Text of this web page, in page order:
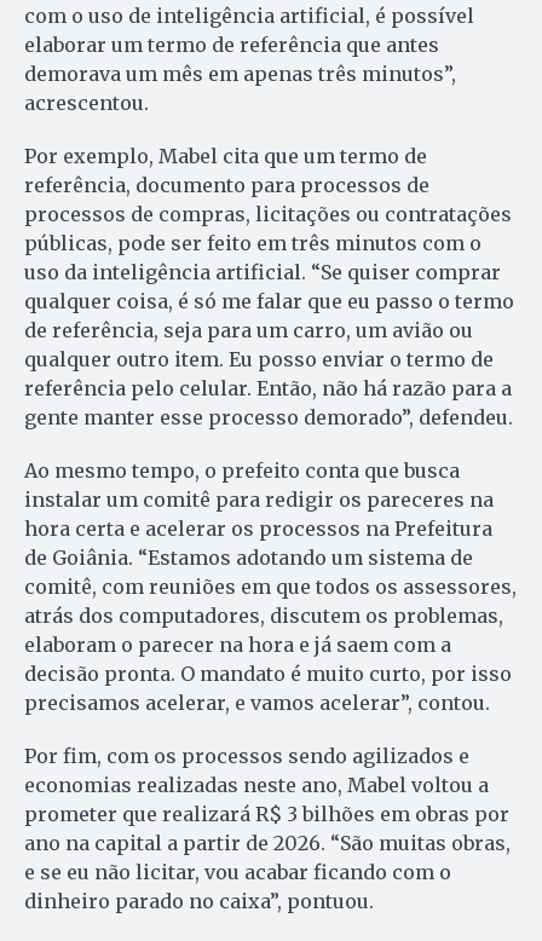
com o uso de inteligência artificial, é possível
elaborar um termo de referência que antes
demorava um mês em apenas três minutos”,
acrescentou.
Por exemplo, Mabel cita que um termo de
referência, documento para processos de
processos de compras, licitações ou contratações
públicas, pode ser feito em três minutos com o
uso da inteligência artificial. “Se quiser comprar
qualquer coisa, é só me falar que eu passo o termo
de referência, seja para um carro, um avião ou
qualquer outro item. Eu posso enviar o termo de
referência pelo celular. Então, não há razão para a
gente manter esse processo demorado”, defendeu.
Ao mesmo tempo, o prefeito conta que busca
instalar um comitê para redigir os pareceres na
hora certa e acelerar os processos na Prefeitura
de Goiânia. “Estamos adotando um sistema de
comitê, com reuniões em que todos os assessores,
atrás dos computadores, discutem os problemas,
elaboram o parecer na hora e já saem com a
decisão pronta. O mandato é muito curto, por isso
precisamos acelerar, e vamos acelerar”, contou.
Por fim, com os processos sendo agilizados e
economias realizadas neste ano, Mabel voltou a
prometer que realizará R$ 3 bilhões em obras por
ano na capital a partir de 2026. “São muitas obras,
e se eu não licitar, vou acabar ficando com o
dinheiro parado no caixa”, pontuou.